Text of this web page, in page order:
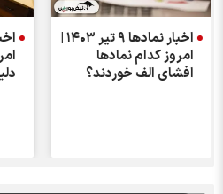
اخبار نماد‌ها ۹ تیر ۱۴۰۳ |
امروز کدام نماد‌ها
افشای الف خوردند؟